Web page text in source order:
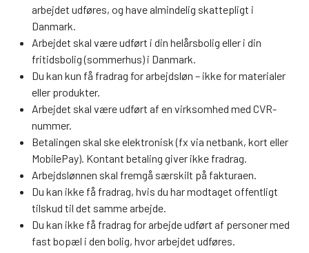
arbejdet udføres, og have almindelig skattepligt i
Danmark.
Arbejdet skal være udført i din helårsbolig eller i din
fritidsbolig (sommerhus) i Danmark.
Du kan kun få fradrag for arbejdsløn – ikke for materialer
eller produkter.
Arbejdet skal være udført af en virksomhed med CVR-
nummer.
Betalingen skal ske elektronisk (fx via netbank, kort eller
MobilePay). Kontant betaling giver ikke fradrag.
Arbejdslønnen skal fremgå særskilt på fakturaen.
Du kan ikke få fradrag, hvis du har modtaget offentligt
tilskud til det samme arbejde.
Du kan ikke få fradrag for arbejde udført af personer med
fast bopæl i den bolig, hvor arbejdet udføres.